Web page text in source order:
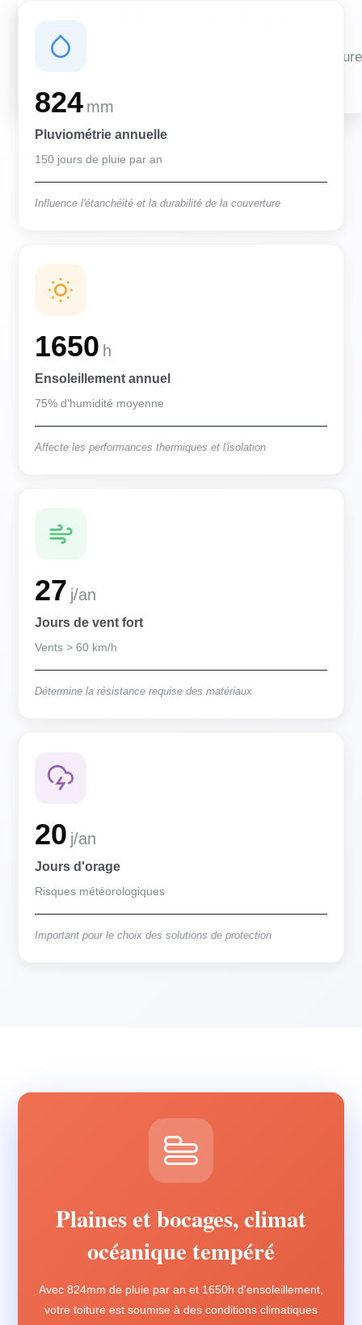
Des conditions qui influencent vos travaux de couverture
824 mm
Pluviométrie annuelle
150 jours de pluie par an
Influence l'étanchéité et la durabilité de la couverture
1650 h
Ensoleillement annuel
75% d'humidité moyenne
Affecte les performances thermiques et l'isolation
27 j/an
Jours de vent fort
Vents > 60 km/h
Détermine la résistance requise des matériaux
20 j/an
Jours d'orage
Risques météorologiques
Important pour le choix des solutions de protection
Plaines et bocages, climat
océanique tempéré
Avec 824mm de pluie par an et 1650h d'ensoleillement,
votre toiture est soumise à des conditions climatiques